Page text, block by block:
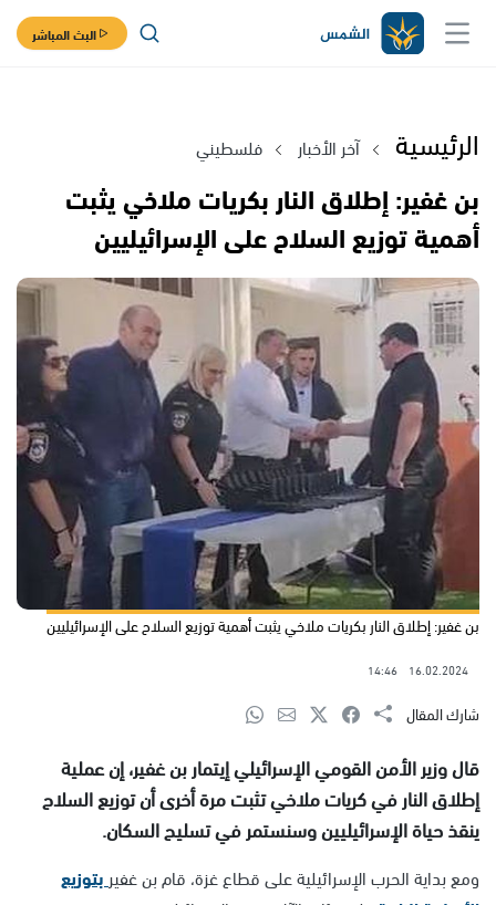
البث المباشر
الرئيسية آخر الأخبار فلسطيني
بن غفير: إطلاق النار بكريات ملاخي يثبت
أهمية توزيع السلاح على الإسرائيليين
بن غفير: إطلاق النار بكريات ملاخي يثبت أهمية توزيع السلاح على الإسرائيليين
16.02.2024
14:46
شارك المقال
قال وزير الأمن القومي الإسرائيلي إيتمار بن غفير، إن عملية
إطلاق النار في كريات ملاخي تثبت مرة أخرى أن توزيع السلاح
ينقذ حياة الإسرائيليين وسنستمر في تسليح السكان.
ومع بداية الحرب الإسرائيلية على قطاع غزة، قام بن غفير بتوزيع